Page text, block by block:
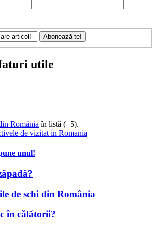
utile
Româniaîn listă (+5).
unul!
de schi din România
în călătorii?